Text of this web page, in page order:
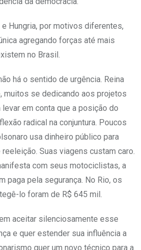
Hungria, por motivos diferentes,
agregando forças até mais
no Brasil.
há o sentido de urgência. Reina
muitos se dedicando aos projetos
em conta que a posição do
radical na conjuntura. Poucos
usa dinheiro público para
Suas viagens custam caro.
com seus motociclistas, a
paga pela segurança. No Rio, os
lo foram de R$ 645 mil.
aceitar silenciosamente esse
e quer estender sua influência a
quer um novo técnico para a